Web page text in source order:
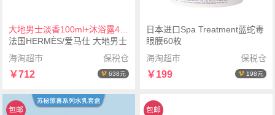
法国HERMÈS/爱马仕 大地男士
套盒
海淘超市 保税仓
￥712 638元
日本进口Spa Treatment蓝蛇毒
眼膜60枚
海淘超市
保税仓
￥199 198元
包邮 包邮